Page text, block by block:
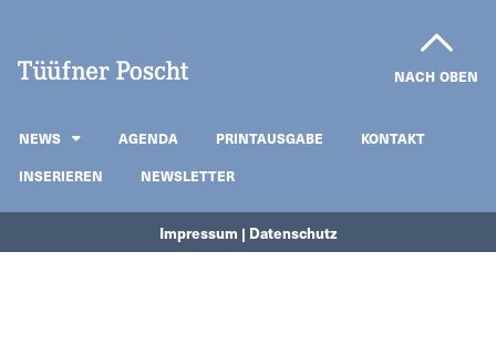
NACH OBEN
NEWS AGENDA PRINTAUSGABE
KONTAKT
INSERIEREN
NEWSLETTER
Impressum | Datenschutz